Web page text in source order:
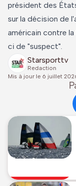
président des
sur la décision de
américain contre
ci de "suspect".
Starsporttv
Redaction
Mis à jour le 6 juillet